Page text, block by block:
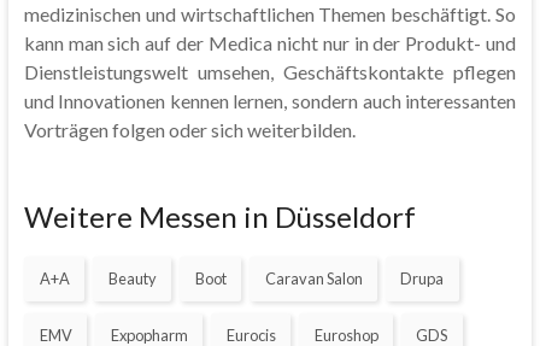
medizinischen und wirtschaftlichen Themen beschäftigt. So
kann man sich auf der Medica nicht nur in der Produkt- und
Dienstleistungswelt umsehen, Geschäftskontakte pflegen
und Innovationen kennen lernen, sondern auch interessanten
Vorträgen folgen oder sich weiterbilden.
Weitere Messen in Düsseldorf
A+A Beauty Boot Caravan Salon Drupa
EMV Expopharm Eurocis Euroshop GDS